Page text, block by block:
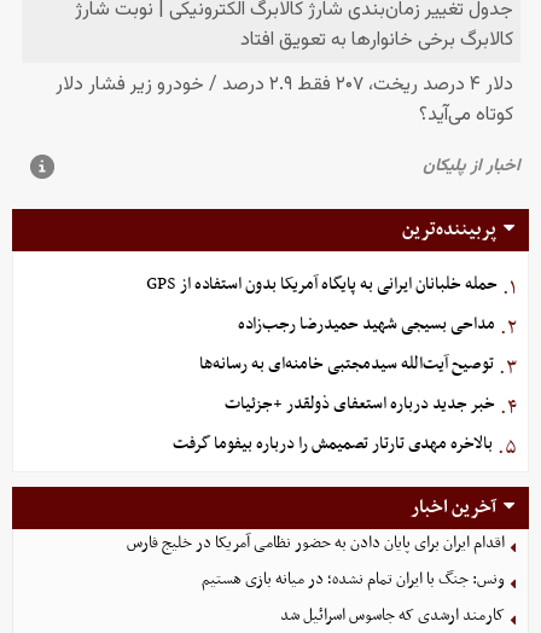
پربیننده‌ترین
۱. حمله خلبانان ایرانی به پایگاه آمریکا بدون استفاده از GPS
۲. مداحی بسیجی شهید حمیدرضا رجب‌زاده
۳. توصیح آیت‌الله سیدمجتبی خامنه‌ای به رسانه‌ها
۴. خبر جدید درباره استعفای ذولقدر +جزئیات
۵. بالاخره مهدی تارتار تصمیمش را درباره بیفوما گرفت
آخرین اخبار
اقدام ایران برای پایان دادن به حضور نظامی آمریکا در خلیج فارس
ونس: جنگ با ایران تمام نشده؛ در میانه بازی هستیم
کارمند ارشدی که جاسوس اسرائیل شد